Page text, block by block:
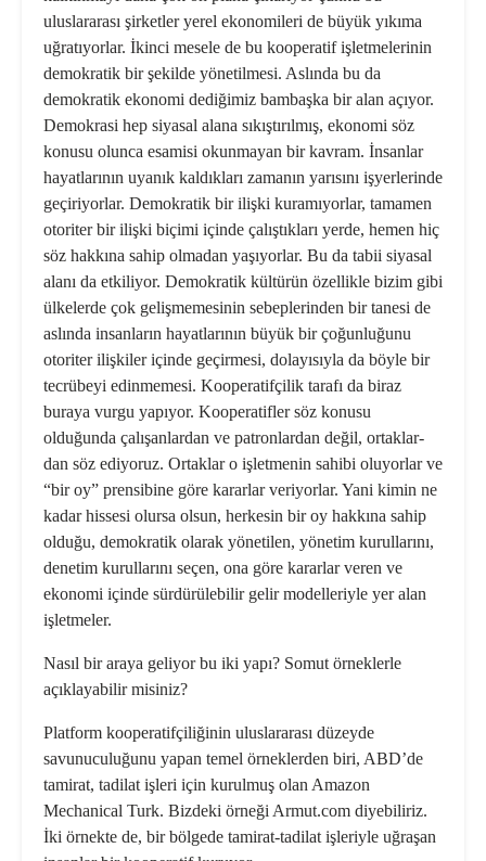
uluslararası şirketler yerel ekonomileri de büyük yı­kıma
uğratıyorlar. İkinci mesele de bu kooperatif işletmelerinin
demokratik bir şekilde yönetilmesi. Aslında bu da
demokratik ekonomi dediğimiz bam­başka bir alan açıyor.
Demokrasi hep siyasal alana sıkıştırılmış, ekonomi söz
konusu olunca esamisi okunmayan bir kavram. İnsanlar
hayatlarının uyanık kaldıkları zamanın yarısını işyerlerinde
geçiriyorlar. Demokratik bir ilişki ku­ramıyorlar, tamamen
otoriter bir ilişki biçimi içinde çalıştıkları yerde, hemen hiç
söz hakkına sahip olmadan yaşı­yorlar. Bu da tabii siyasal
alanı da et­kiliyor. Demokratik kültürün özellikle bizim gibi
ülkelerde çok gelişmemesi­nin sebeplerinden bir tanesi de
aslında insanların hayatlarının büyük bir ço­ğunluğunu
otoriter ilişkiler içinde ge­çirmesi, dolayısıyla da böyle bir
tecrü­beyi edinmemesi. Kooperatifçilik tarafı da biraz
buraya vurgu yapıyor. Koope­ratifler söz konusu
olduğunda çalışan­lardan ve patronlardan değil, ortaklar­
dan söz ediyoruz. Ortaklar o işletmenin sahibi oluyorlar ve
“bir oy” prensibine göre kararlar veriyorlar. Yani kimin ne
kadar hissesi olursa olsun, herkesin bir oy hakkına sahip
olduğu, demokratik olarak yönetilen, yönetim kurullarını,
denetim kurullarını seçen, ona göre kararlar veren ve
ekonomi içinde sür­dürülebilir gelir modelleriyle yer alan
işletmeler.
Nasıl bir araya geliyor bu iki yapı? So­mut örneklerle
açıklayabilir misiniz?
Platform kooperatifçiliğinin uluslarara­sı düzeyde
savunuculuğunu yapan te­mel örneklerden biri, ABD’de
tamirat, tadilat işleri için kurulmuş olan Ama­zon
Mechanical Turk. Bizdeki örneği Armut.com diyebiliriz.
İki örnekte de, bir bölgede tamirat-tadilat işleriyle uğ­raşan